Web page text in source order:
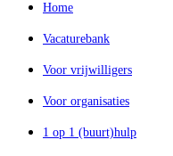
Home
Vacaturebank
Voor vrijwilligers
Voor organisaties
1 op 1 (buurt)hulp